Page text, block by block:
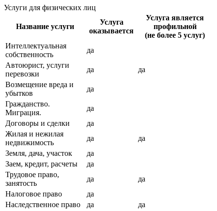
Услуги для физических лиц
Название услуги
Услуга
оказывается
Услуга является
профильной
(не более 5 услуг)
Интеллектуальная
собственность
да
Автоюрист, услуги
перевозки
да
да
Возмещение вреда и
убытков
да
Гражданство.
Миграция.
да
Договоры и сделки
да
Жилая и нежилая
недвижимость
да
да
Земля, дача, участок
да
Заем, кредит, расчеты
да
Трудовое право,
занятость
да
да
Налоговое право
да
Наследственное право
да
да